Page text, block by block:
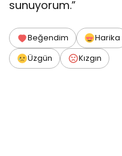
sunuyorum.”
Beğendim Harika
Üzgün
Kızgın